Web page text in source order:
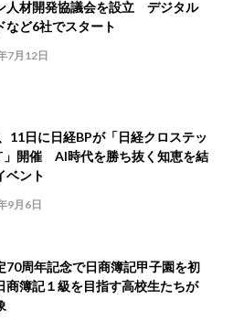
人材開発協議会を設立 デジタル
など6社でスタート
7月12日
11日に日経BPが「日経クロステッ
」開催 AI時代を勝ち抜く知恵を結
ベント
9月6日
70周年記念で日商簿記甲子園を初
簿記１級を目指す高校生たちが